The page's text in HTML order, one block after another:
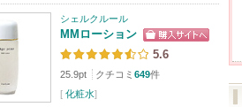
シェルクルール
MMローション
5.6
25.9pt クチコミ 649件
[ 化粧水]